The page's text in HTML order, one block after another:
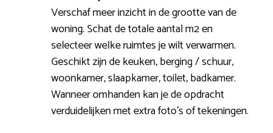
Verschaf meer inzicht in de grootte van de
woning. Schat de totale aantal m2 en
selecteer welke ruimtes je wilt verwarmen.
Geschikt zijn de keuken, berging / schuur,
woonkamer, slaapkamer, toilet, badkamer.
Wanneer omhanden kan je de opdracht
verduidelijken met extra foto’s of tekeningen.